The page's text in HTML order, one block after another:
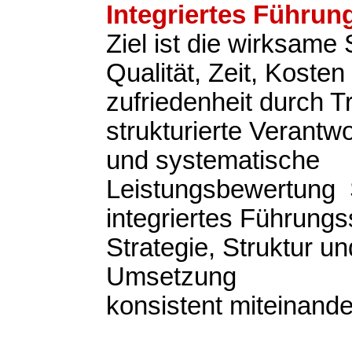
Integriertes
Ziel ist die wirksame
Qualität, Zeit,
zufriedenheit durch
strukturierte
und systematische
Leistungsbewertung
integriertes
Strategie, Struktur
Umsetzung
konsistent